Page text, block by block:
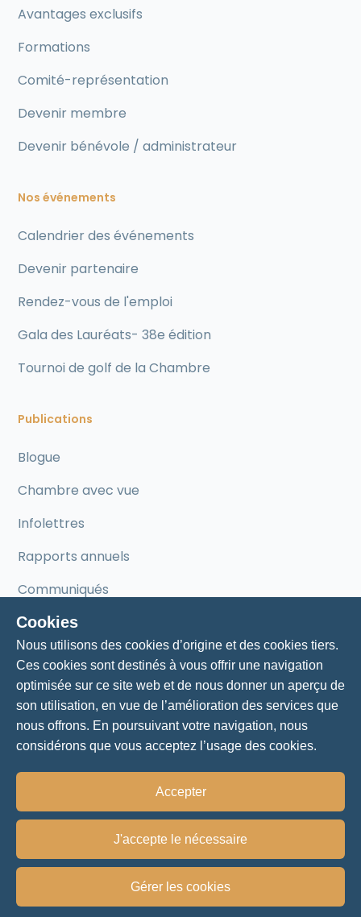
Avantages exclusifs
Formations
Comité-représentation
Devenir membre
Devenir bénévole / administrateur
Nos événements
Calendrier des événements
Devenir partenaire
Rendez-vous de l'emploi
Gala des Lauréats- 38e édition
Tournoi de golf de la Chambre
Publications
Blogue
Chambre avec vue
Infolettres
Rapports annuels
Communiqués
Mentorat
Mentorat pour entrepreneurs
Nos mentors
© 2024 - Chambre de commerce et d'industrie Lac-
Politique de vie privée
Cookies
Nous utilisons des cookies d’origine et des cookies tiers.
Ces cookies sont destinés à vous offrir une navigation
optimisée sur ce site web et de nous donner un aperçu de
son utilisation, en vue de l’amélioration des services que
nous offrons. En poursuivant votre navigation, nous
considérons que vous acceptez l’usage des cookies.
Accepter
J'accepte le nécessaire
Gérer les cookies